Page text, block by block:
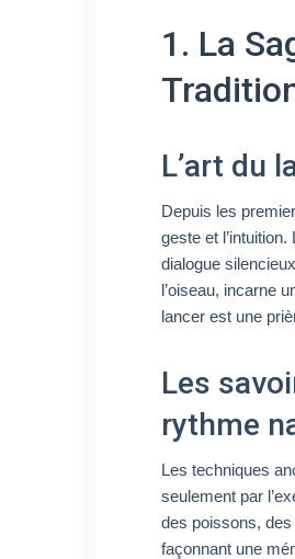
1. La
L’art du
Depuis les
geste et
dialogue
l’oiseau, incarne
lancer est une
Les
rythme
Les techniques
seulement par
des poissons,
façonnant une